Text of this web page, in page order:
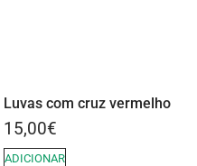
Luvas com cruz vermelho
15,00€
ADICIONAR